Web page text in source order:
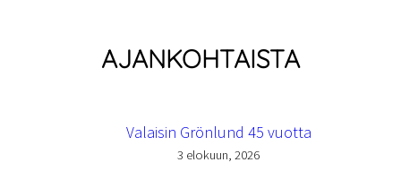
AJANKOHTAISTA
Valaisin Grönlund 45 vuotta
3 elokuun, 2026